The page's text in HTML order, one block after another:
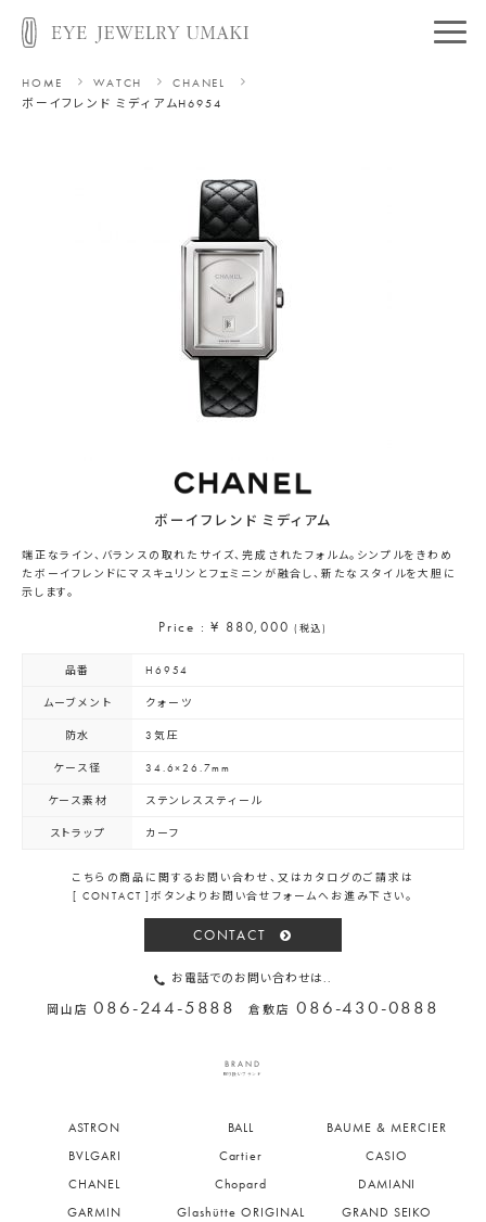
HOME WATCH
CHANEL
ボーイフレンド ミディアムH6954
ボーイフレンド ミディアム
端正なライン、バランスの取れたサイズ、完成されたフォルム。シンプルをきわめ
たボーイフレンドにマスキュリンとフェミニンが融合し、新たなスタイルを大胆に
示します。
Price : ¥ 880,000 (税込)
品番 H6954
ムーブメント クォーツ
防水 3気圧
ケース径 34.6×26.7mm
ケース素材 ステンレススティール
ストラップ カーフ
こちらの商品に関するお問い合わせ、又はカタログのご請求は
[ CONTACT ]ボタンよりお問い合せフォームへお進み下さい。
CONTACT
お電話でのお問い合わせは..
岡山店086-244-5888 倉敷店 086-430-0888
BRAND
取り扱いブランド
ASTRON BALL
BAUME & MERCIER
BVLGARI
Cartier
CASIO
CHANEL
Chopard
DAMIANI
GARMIN
Glashütte ORIGINAL
GRAND SEIKO